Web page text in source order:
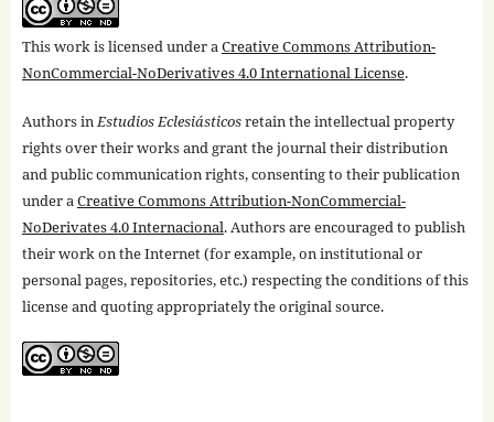
This work is licensed under aCreative Commons Attribution-
NonCommercial-NoDerivatives 4.0 International License.
Authors inEstudios Eclesiásticosretain the intellectual property
rights over their works and grant the journal their distribution
and public communication rights, consenting to their publication
under aCreative Commons Attribution-NonCommercial-
NoDerivates 4.0 Internacional. Authors are encouraged to publish
their work on the Internet (for example, on institutional or
personal pages, repositories, etc.) respecting the conditions of this
license and quoting appropriately the original source.